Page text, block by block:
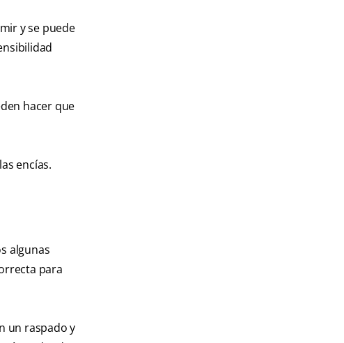
y se puede
hacer que
encías.
algunas
para
un raspado y